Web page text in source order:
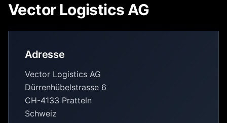
Vector Logistics AG
Adresse
Vector Logistics AG
Dürrenhübelstrasse 6
CH-4133 Pratteln
Schweiz